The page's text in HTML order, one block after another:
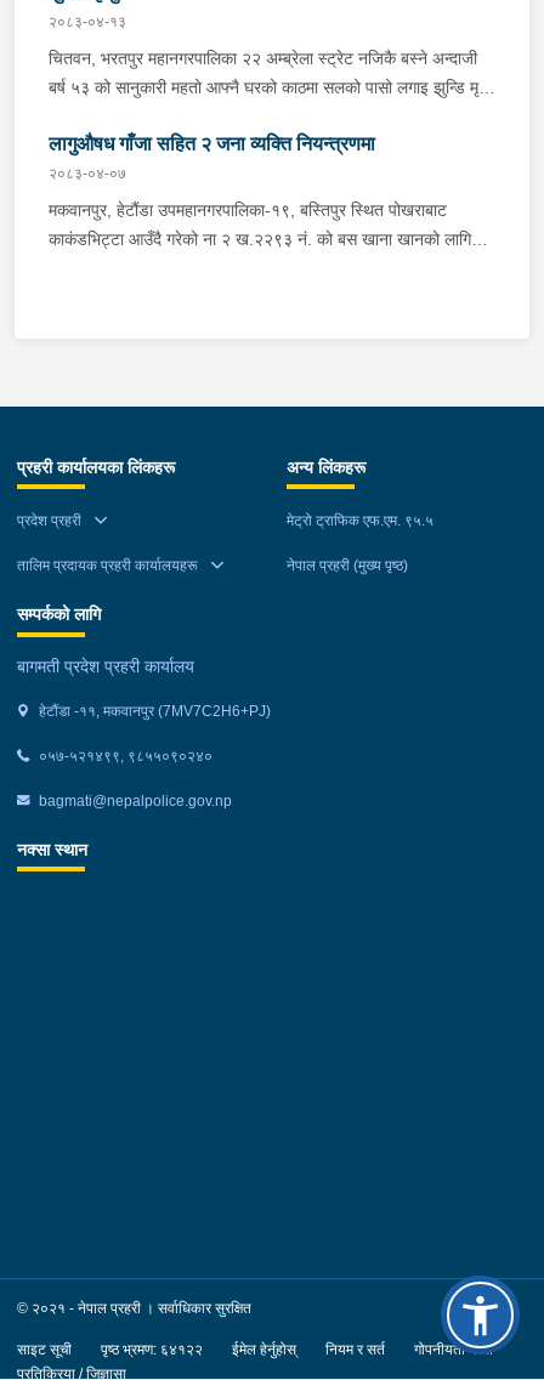
अवस्थामा फेला परेको । यस घटना सम्बन्धमा थप अनुसन्धान कार्य भईरहेको
छ ।
२०८३-०४-१३
चितवन, भरतपुर महानगरपालिका २२ अम्ब्रेला स्ट्रेट नजिकै बस्ने अन्दाजी
बर्ष ५३ को सानुकारी महतो आफ्नै घरको काठमा सलको पासो लगाइ झुन्डि मृत्यु
सहित थप अनुसन्धान कार्य भइरहेको ।
लागुऔषध गाँजा सहित २ जना व्यक्ति नियन्त्रणमा
२०८३-०४-०७
मकवानपुर, हेटौंडा उपमहानगरपालिका-१९, बस्तिपुर स्थित पोखराबाट
काकंडभिट्टा आउँदै गरेको ना २ ख.२२९३ नं. को बस खाना खानको लागि
लागुऔषध गाँजा २६ किलोग्राम २० ग्राम फेला परेको । लागुऔषध सहित
समिर मोक्तान र सोहि हेटौंडा उपमहानगरपालिका-१९, बस्तिपुर बस्ने वर्ष
भईरहेको छ ।
प्रहरी कार्यालयका लिंकहरू
प्रदेश प्रहरी
तालिम प्रदायक प्रहरी कार्यालयहरू
अन्य लिंकहरू
मेट्रो ट्राफिक एफ.एम. ९५.५
नेपाल प्रहरी (मुख्य पृष्ठ)
सम्पर्कको लागि
बागमती प्रदेश प्रहरी कार्यालय
हेटौंडा -११, मकवानपुर (7MV7C2H6+PJ)
०५७-५२१४९९, ९८५५०९०२४०
bagmati@nepalpolice.gov.np
नक्सा स्थान
© २०२१ - नेपाल प्रहरी । सर्वाधिकार सुरक्षित
साइट सूची पृष्ठ भ्रमण: ६४१२२ ईमेल हेर्नुहोस् नियम र सर्त
गोपनीयता नीति
प्रतिक्रिया / जिज्ञासा